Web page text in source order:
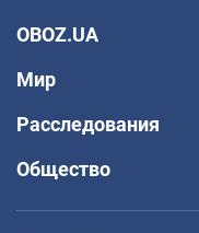
OBOZ.UA
Мир
Расследования
Общество